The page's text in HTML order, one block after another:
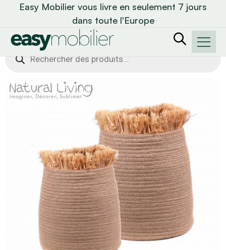
Easy Mobilier vous livre en seulement 7 jours
dans toute l'Europe
Recherche
de